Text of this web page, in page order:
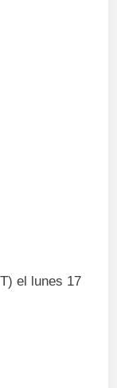
el lunes 17